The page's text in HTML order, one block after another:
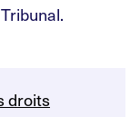
droits